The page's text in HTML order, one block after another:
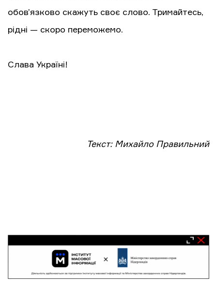
обов’язково скажуть своє слово. Тримайтесь,
рідні — скоро переможемо.
Слава Україні!
Текст: Михайло Правильний